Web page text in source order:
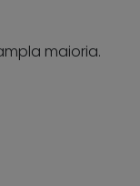
maioria.